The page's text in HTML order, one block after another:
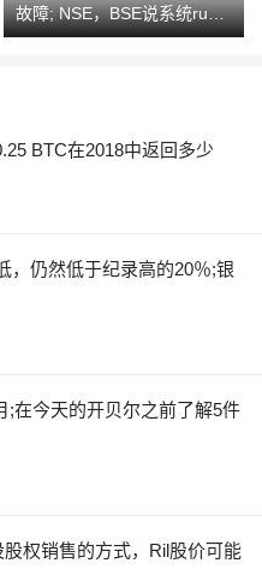
故障; NSE，BSE说系统runni
ngsmooth
BTC在2018中返回多少
，仍然低于纪录高的20％;银
;在今天的开贝尔之前了解5件
权销售的方式，Ril股价可能